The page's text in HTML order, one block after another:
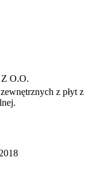
O.O.
z płyt z